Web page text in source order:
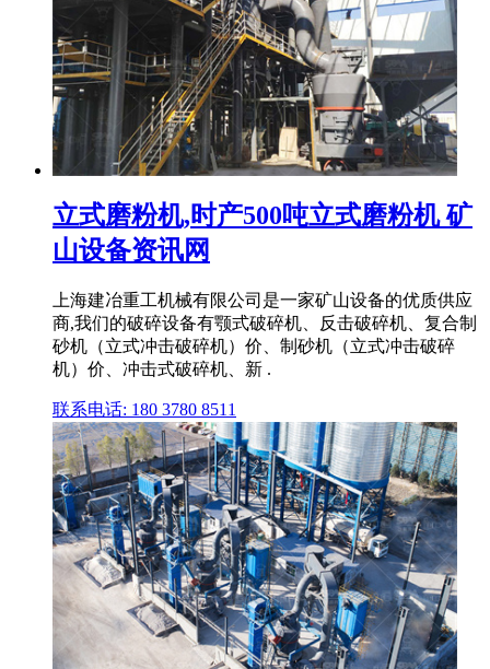
立式磨粉机,时产500吨立式磨粉机 矿
山设备资讯网
上海建冶重工机械有限公司是一家矿山设备的优质供应
商,我们的破碎设备有颚式破碎机、反击破碎机、复合制
砂机（立式冲击破碎机）价、制砂机（立式冲击破碎
机）价、冲击式破碎机、新 .
联系电话: 180 3780 8511